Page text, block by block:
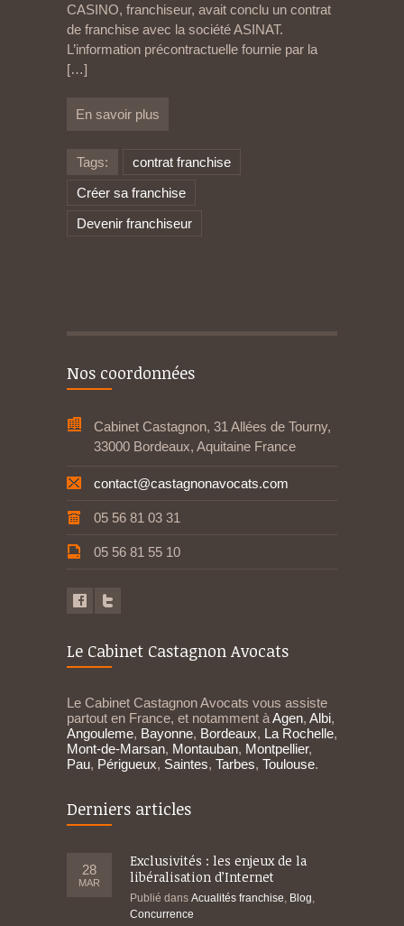
CASINO, franchiseur, avait conclu un contrat
de franchise avec la société ASINAT.
L’information précontractuelle fournie par la
[…]
En savoir plus
Tags:
contrat franchise
Créer sa franchise
Devenir franchiseur
Nos coordonnées
Cabinet Castagnon, 31 Allées de Tourny,
33000 Bordeaux, Aquitaine France
contact@castagnonavocats.com
05 56 81 03 31
05 56 81 55 10
Le Cabinet Castagnon Avocats
Le Cabinet Castagnon Avocats vous assiste
partout en France, et notamment àAgen, Albi,
Angouleme, Bayonne, Bordeaux, La Rochelle,
Mont-de-Marsan, Montauban, Montpellier,
Pau, Périgueux, Saintes, Tarbes, Toulouse.
Derniers articles
28
MAR
Exclusivités : les enjeux de la
libéralisation d’Internet
Publié dans Acualités franchise Blog
Concurrence